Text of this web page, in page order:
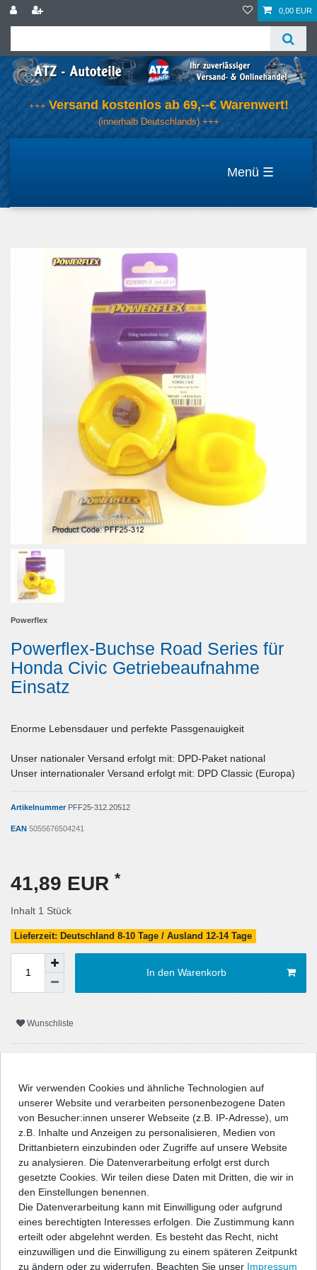
0,00 EUR
+++ Versand kostenlos ab 69,--€ Warenwert!
(innerhalb Deutschlands) +++
☰
Powerflex
Powerflex-Buchse Road Series für
Honda Civic Getriebeaufnahme
Einsatz
Enorme Lebensdauer und perfekte Passgenauigkeit
Unser nationaler Versand erfolgt mit: DPD-Paket national
Unser internationaler Versand erfolgt mit: DPD Classic (Europa)
Artikelnummer PFF25-312.20512
EAN 5055676504241
41,89 EUR *
Inhalt 1 Stück
Lieferzeit: Deutschland 8-10 Tage / Ausland 12-14 Tage
In den Warenkorb
Wunschliste
Beschreibung
Technische Daten
Angaben Produktsicherheit
Wir verwenden Cookies und ähnliche Technologien auf
unserer Website und verarbeiten personenbezogene Daten
von Besucher:innen unserer Webseite (z.B. IP-Adresse), um
z.B. Inhalte und Anzeigen zu personalisieren, Medien von
Drittanbietern einzubinden oder Zugriffe auf unsere Website
zu analysieren. Die Datenverarbeitung erfolgt erst durch
gesetzte Cookies. Wir teilen diese Daten mit Dritten, die wir in
den Einstellungen benennen.
Die Datenverarbeitung kann mit Einwilligung oder aufgrund
eines berechtigten Interesses erfolgen. Die Zustimmung kann
erteilt oder abgelehnt werden. Es besteht das Recht, nicht
einzuwilligen und die Einwilligung zu einem späteren Zeitpunkt
zu ändern oder zu widerrufen. Beachten Sie unser Impressum